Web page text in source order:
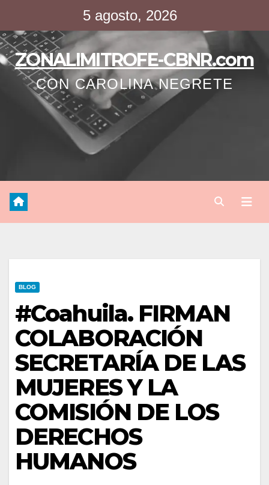
contenido
5 agosto, 2026
ZONALIMITROFE-CBNR.com
CON CAROLINA NEGRETE
BLOG
#Coahuila. FIRMAN
COLABORACIÓN
SECRETARÍA DE LAS
MUJERES Y LA
COMISIÓN DE LOS
DERECHOS
HUMANOS